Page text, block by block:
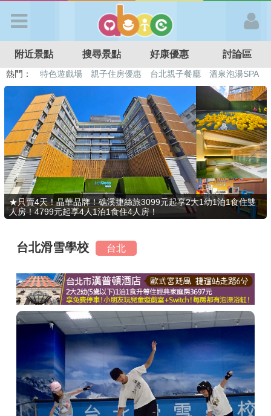
APP登入
首 頁
搜尋景點
好康優惠
最新消息
最新留言
商家合作
推薦景點
討論區
聯絡我們
附近景點 搜尋景點 好康優惠 討論區
熱門： 溜滑梯民宿 觀光工廠 DIY摘果
日本親子景點
特色遊戲場
親子住房優惠 台北親子餐廳 溫泉泡湯SPA
★只賣4天！晶華品牌！礁溪捷絲旅3099元起享2大1幼1泊1食住雙
人房！4799元起享4人1泊1食住4人房！
台北滑雪學校 台北